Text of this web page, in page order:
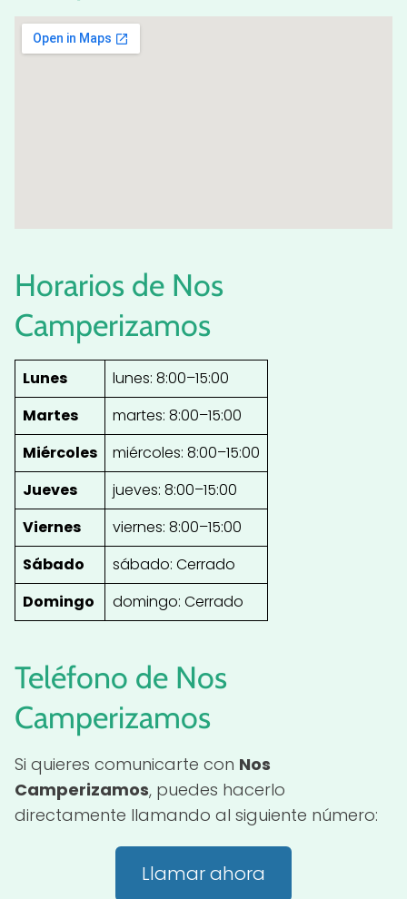
Horarios de Nos
Camperizamos
Lunes
lunes: 8:00–15:00
Martes
martes: 8:00–15:00
Miércoles
miércoles: 8:00–15:00
Jueves
jueves: 8:00–15:00
Viernes
viernes: 8:00–15:00
Sábado
sábado: Cerrado
Domingo
domingo: Cerrado
Teléfono de Nos
Camperizamos
Si quieres comunicarte con Nos
Camperizamos, puedes hacerlo
directamente llamando al siguiente número:
Llamar ahora